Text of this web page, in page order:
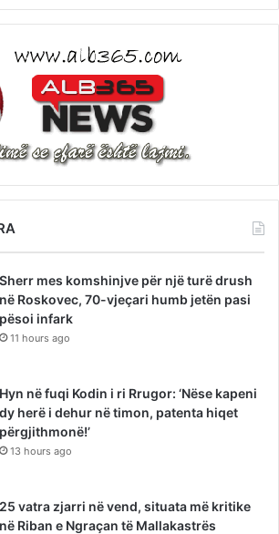
Sherr mes komshinjve për një turë drush
në Roskovec, 70-vjeçari humb jetën pasi
pësoi infark
11 hours ago
Hyn në fuqi Kodin i ri Rrugor: ‘Nëse kapeni
dy herë i dehur në timon, patenta hiqet
përgjithmonë!’
13 hours ago
25 vatra zjarri në vend, situata më kritike
në Riban e Ngraçan të Mallakastrës